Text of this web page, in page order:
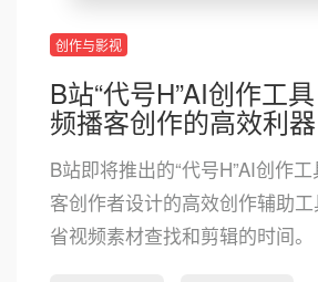
创作与影视
B站“代号H”AI创作工
频播客创作的高效利器
B站即将推出的“代号H”AI创作
客创作者设计的高效创作辅助
省视频素材查找和剪辑的时间。